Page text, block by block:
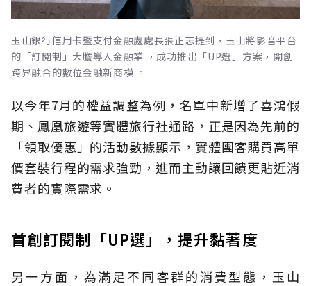
玉山銀行信用卡暨支付金融處處長張正志提到，玉山將影音平台
的「訂閱制」大膽導入金融業 ，成功推出「UP選」方案，開創
跨界融合的數位金融新商模 。
以今年7月的權益調整為例，名單中新增了喜鴻假
期、鳳凰旅遊等實體旅行社通路，正是因為先前的
「領取優惠」的活動數據顯示，實體團客購買高單
價套裝行程的需求強勁，進而主動讓回饋更貼近消
費者的實際需求。
首創訂閱制「UP選」，提升黏著度
另一方面，為滿足不同客群的消費型態，玉山